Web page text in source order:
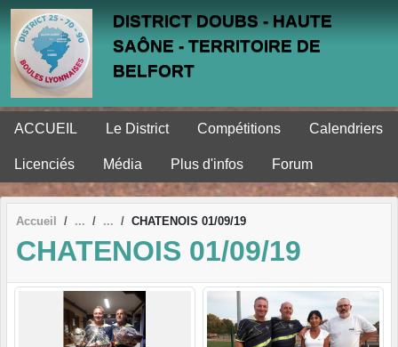
DISTRICT DOUBS - HAUTE
SAÔNE - TERRITOIRE DE
BELFORT
ACCUEIL Le District Compétitions Calendriers
Licenciés Média Plus d'infos Forum
Accueil CHATENOIS 01/09/19
CHATENOIS 01/09/19
Panneau de gestion des cookies